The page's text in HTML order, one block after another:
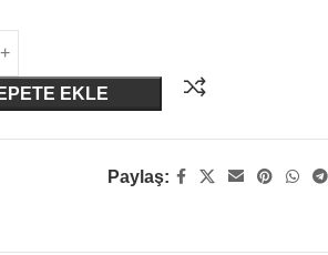
EKLE
Paylaş: